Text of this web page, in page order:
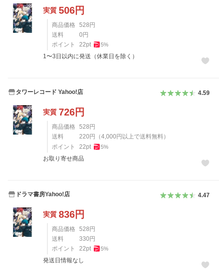
実質 506円
商品価格 528 円
送料
0 円
ポイント
22pt 5%
1〜3日以内に発送（休業日を除く）
タワーレコード Yahoo!店 4.59
実質 726円
商品価格 528 円
送料
220 円 （4,000 円以上で送料無料）
ポイント
22pt 5%
お取り寄せ商品
ドラマ書房Yahoo!店 4.47
実質 836円
商品価格 528 円
送料
330 円
ポイント
22pt 5%
発送日情報なし